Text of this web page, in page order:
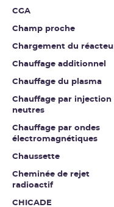
CGA
Champ proche
Chargement du
Chauffage additionnel
Chauffage du plasma
Chauffage par injection
neutres
Chauffage par ondes
électromagnétiques
Chaussette
Cheminée de rejet
radioactif
CHICADE